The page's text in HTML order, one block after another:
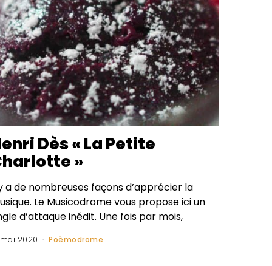
Dès « La Petite
»
a de nombreuses façons d’apprécier la
Le Musicodrome vous propose ici un
d’attaque inédit. Une fois par mois,
mai 2020 Poèmodrome